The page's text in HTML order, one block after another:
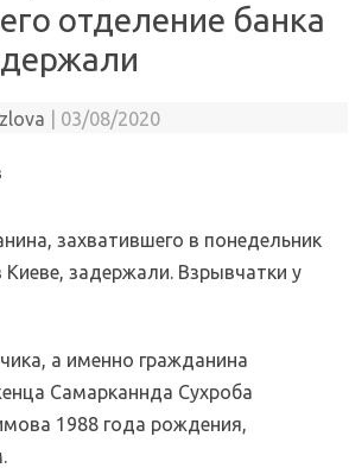
отделение банка
03/08/2020
захватившего в понедельник
Киеве, задержали. Взрывчатки у
а именно гражданина
Самарканнда Сухроба
1988 года рождения,